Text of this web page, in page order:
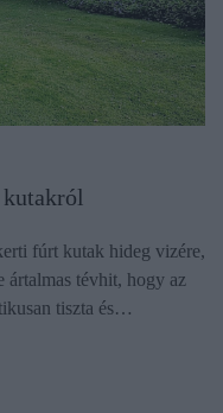
fúrt kutak hideg vizére,
ártalmas tévhit, hogy az
tiszta és…